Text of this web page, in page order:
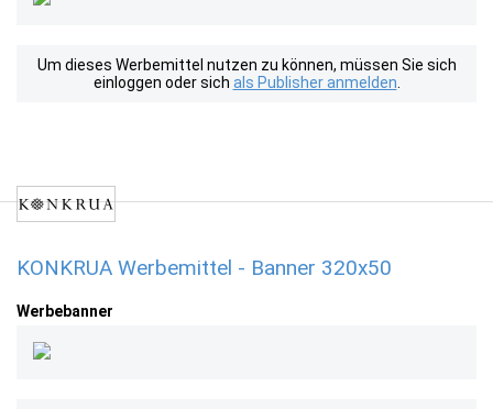
Um dieses Werbemittel nutzen zu können, müssen Sie sich
einloggen oder sich als Publisher anmelden
KONKRUA Werbemittel - Banner 320x50
Werbebanner